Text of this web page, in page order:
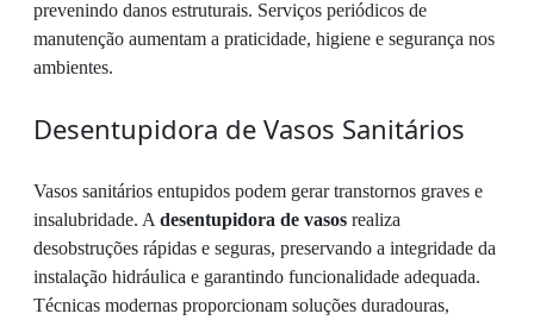
prevenindo danos estruturais. Serviços periódicos de
manutenção aumentam a praticidade, higiene e segurança nos
ambientes.
Desentupidora de Vasos Sanitários
Vasos sanitários entupidos podem gerar transtornos graves e
insalubridade. A desentupidora de vasos realiza
desobstruções rápidas e seguras, preservando a integridade da
instalação hidráulica e garantindo funcionalidade adequada.
Técnicas modernas proporcionam soluções duradouras,